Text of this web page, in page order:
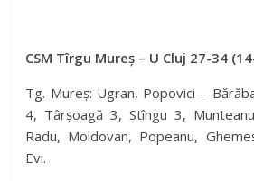
CSM Tîrgu Mureș – U Cluj 27-34
Tg. Mureș: Ugran, Popovici –
4, Târșoagă 3, Stîngu 3,
Radu, Moldovan, Popeanu,
Evi.